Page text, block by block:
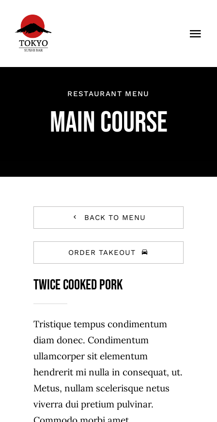
content
DATENSCHUTZERKLÄRUNG
RESTAURANT MENU
MAIN COURSE
BACK TO MENU
ORDER TAKEOUT
Twice Cooked Pork
Tristique tempus condimentum
diam donec. Condimentum
ullamcorper sit elementum
hendrerit mi nulla in consequat, ut.
Metus, nullam scelerisque netus
viverra dui pretium pulvinar.